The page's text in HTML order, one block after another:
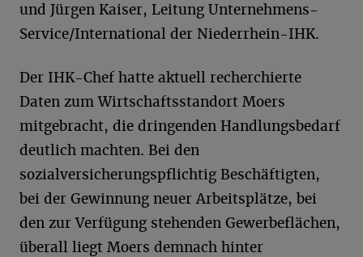
und Jürgen Kaiser, Leitung Unternehmens-
Service/International der Niederrhein-IHK.
Der IHK-Chef hatte aktuell recherchierte
Daten zum Wirtschaftsstandort Moers
mitgebracht, die dringenden Handlungsbedarf
deutlich machten. Bei den
sozialversicherungspflichtig Beschäftigten,
bei der Gewinnung neuer Arbeitsplätze, bei
den zur Verfügung stehenden Gewerbeflächen,
überall liegt Moers demnach hinter